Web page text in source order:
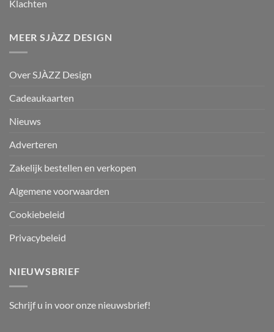
Klachten
MEER SJÀZZ DESIGN
Over SJÀZZ Design
Cadeaukaarten
Nieuws
Adverteren
Zakelijk bestellen en verkopen
Algemene voorwaarden
Cookiebeleid
Privacybeleid
NIEUWSBRIEF
Schrijf u in voor onze nieuwsbrief!